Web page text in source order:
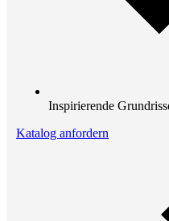
Inspirierende
Katalog anfordern